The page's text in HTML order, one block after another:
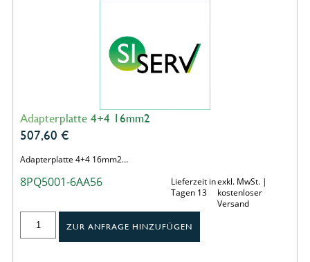
Adapterplatte 4+4 16mm2
507,60 €
Adapterplatte 4+4 16mm2…
8PQ5001-6AA56
Lieferzeit in
Tagen 13
exkl. MwSt. |
kostenloser
Versand
ZUR ANFRAGE HINZUFÜGEN